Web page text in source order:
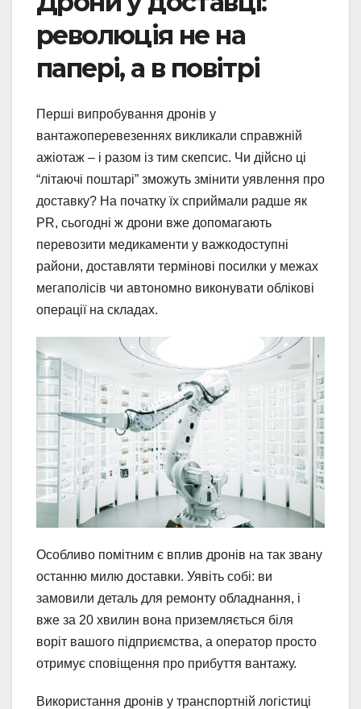
революція не на
папері, а в повітрі
Перші випробування дронів у
вантажоперевезеннях викликали справжній
ажіотаж – і разом із тим скепсис. Чи дійсно ці
“літаючі поштарі” зможуть змінити уявлення про
доставку? На початку їх сприймали радше як
PR, сьогодні ж дрони вже допомагають
перевозити медикаменти у важкодоступні
райони, доставляти термінові посилки у межах
мегаполісів чи автономно виконувати облікові
операції на складах.
Особливо помітним є вплив дронів на так звану
останню милю доставки. Уявіть собі: ви
замовили деталь для ремонту обладнання, і
вже за 20 хвилин вона приземляється біля
воріт вашого підприємства, а оператор просто
отримує сповіщення про прибуття вантажу.
Використання дронів у транспортній логістиці